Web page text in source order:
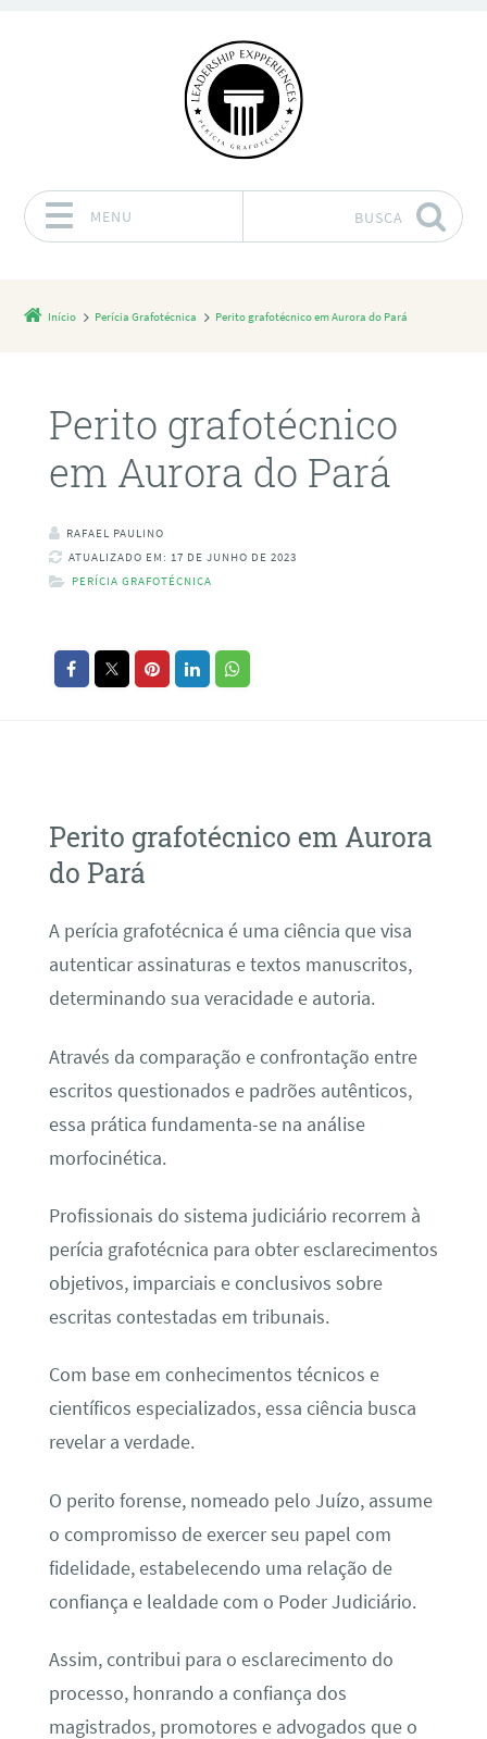
MENU BUSCA
Início Perícia Grafotécnica Perito grafotécnico em Aurora do Pará
Perito grafotécnico
em Aurora do Pará
RAFAEL PAULINO
ATUALIZADO EM: 17 DE JUNHO DE 2023
PERÍCIA GRAFOTÉCNICA
Perito grafotécnico em Aurora
do Pará
A perícia grafotécnica é uma ciência que visa
autenticar assinaturas e textos manuscritos,
determinando sua veracidade e autoria.
Através da comparação e confrontação entre
escritos questionados e padrões autênticos,
essa prática fundamenta-se na análise
morfocinética.
Profissionais do sistema judiciário recorrem à
perícia grafotécnica para obter esclarecimentos
objetivos, imparciais e conclusivos sobre
escritas contestadas em tribunais.
Com base em conhecimentos técnicos e
científicos especializados, essa ciência busca
revelar a verdade.
O perito forense, nomeado pelo Juízo, assume
o compromisso de exercer seu papel com
fidelidade, estabelecendo uma relação de
confiança e lealdade com o Poder Judiciário.
Assim, contribui para o esclarecimento do
processo, honrando a confiança dos
magistrados, promotores e advogados que o